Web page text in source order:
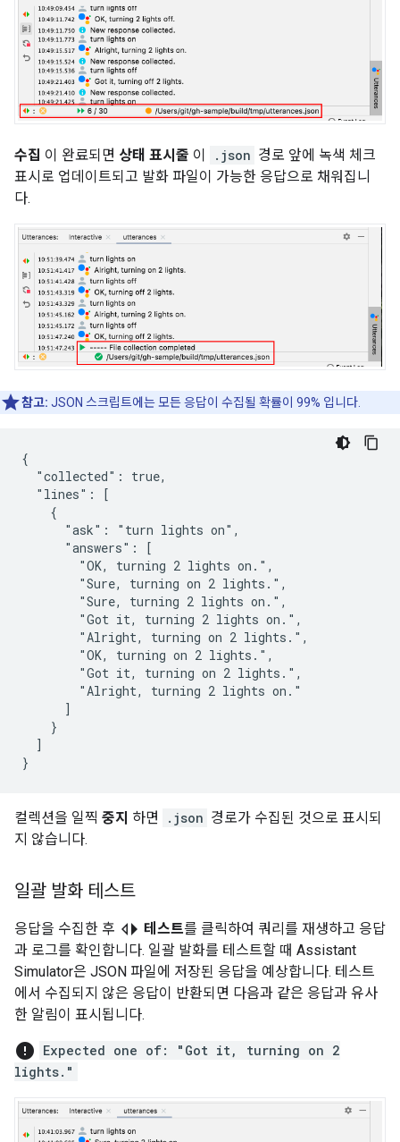
수집 이 완료되면 상태 표시줄 이 .json 경로 앞에 녹색 체크
표시로 업데이트되고 발화 파일이 가능한 응답으로 채워집니
다.
참고: JSON 스크립트에는 모든 응답이 수집될 확률이 99% 입니다.
{
  "collected": true,
  "lines": [
    {
      "ask": "turn lights on",
      "answers": [
        "OK, turning 2 lights on.",
        "Sure, turning on 2 lights.",
        "Sure, turning 2 lights on.",
        "Got it, turning 2 lights on.",
        "Alright, turning on 2 lights.",
        "OK, turning on 2 lights.",
        "Got it, turning on 2 lights.",
        "Alright, turning 2 lights on."
      ]
    }
  ]
컬렉션을 일찍 중지 하면 .json 경로가 수집된 것으로 표시되
지 않습니다.
일괄 발화 테스트
응답을 수집한 후 switch_left 테스트를 클릭하여 쿼리를 재생하고 응답
과 로그를 확인합니다. 일괄 발화를 테스트할 때 Assistant
Simulator은 JSON 파일에 저장된 응답을 예상합니다. 테스트
에서 수집되지 않은 응답이 반환되면 다음과 같은 응답과 유사
한 알림이 표시됩니다.
error Expected one of: "Got it, turning on 2
lights."